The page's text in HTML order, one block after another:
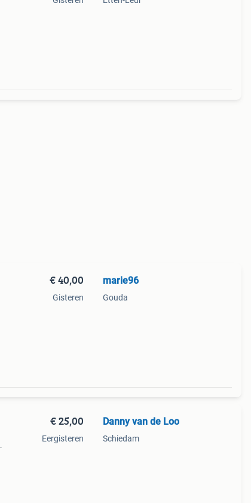
€ 40,00
Gisteren
marie96
Gouda
€ 25,00
Eergisteren
Danny van de Loo
Schiedam